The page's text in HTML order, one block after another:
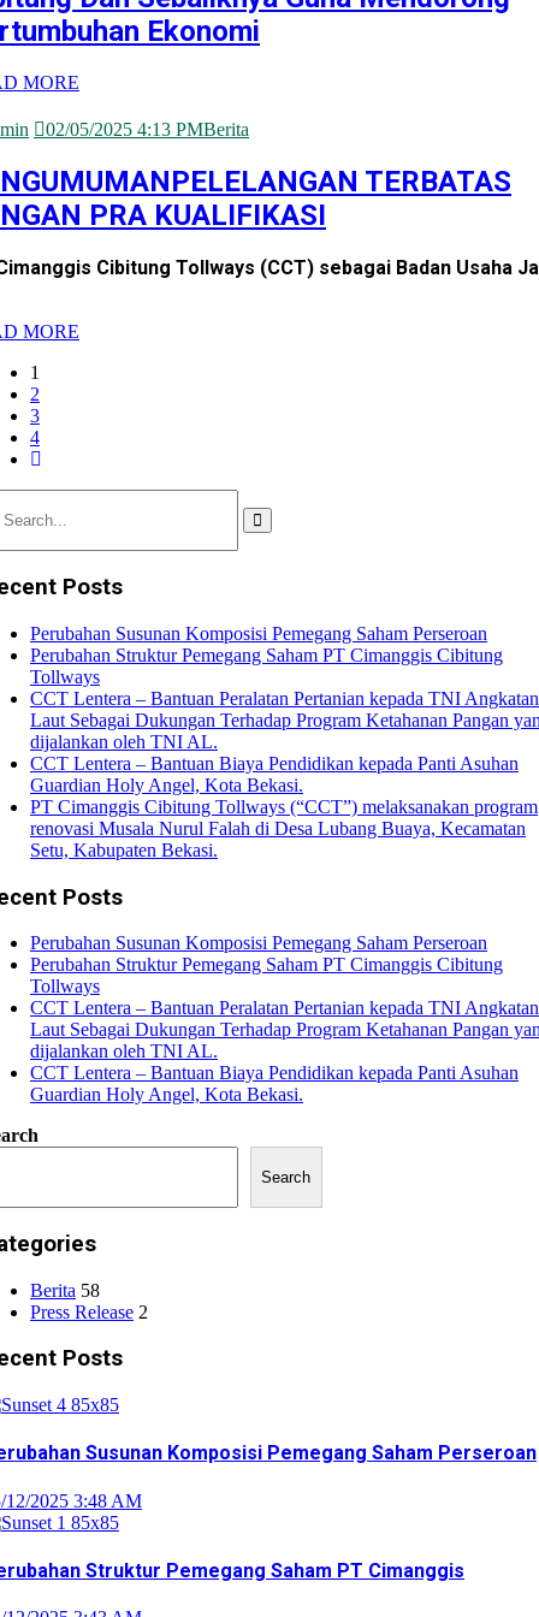
Ekonomi
MORE
02/05/2025 4:13 PMBerita
TERBATAS
PRA KUALIFIKASI
Cibitung Tollways (CCT) sebagai Badan Usaha
MORE
1
2
3
4
Posts
Perubahan Susunan Komposisi Pemegang Saham Perseroan
Perubahan Struktur Pemegang Saham PT Cimanggis Cibitung
Tollways
CCT Lentera – Bantuan Peralatan Pertanian kepada TNI Angkatan
Laut Sebagai Dukungan Terhadap Program Ketahanan Pangan
dijalankan oleh TNI AL.
CCT Lentera – Bantuan Biaya Pendidikan kepada Panti Asuhan
Guardian Holy Angel, Kota Bekasi.
PT Cimanggis Cibitung Tollways (“CCT”) melaksanakan program
renovasi Musala Nurul Falah di Desa Lubang Buaya, Kecamatan
Setu, Kabupaten Bekasi.
Posts
Perubahan Susunan Komposisi Pemegang Saham Perseroan
Perubahan Struktur Pemegang Saham PT Cimanggis Cibitung
Tollways
CCT Lentera – Bantuan Peralatan Pertanian kepada TNI Angkatan
Laut Sebagai Dukungan Terhadap Program Ketahanan Pangan
dijalankan oleh TNI AL.
CCT Lentera – Bantuan Biaya Pendidikan kepada Panti Asuhan
Guardian Holy Angel, Kota Bekasi.
Search
Berita 58
Press Release 2
Posts
Susunan Komposisi Pemegang Saham Perseroan
12/2025 3:48 AM
Struktur Pemegang Saham PT Cimanggis